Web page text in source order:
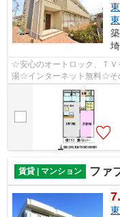
☆安心のオートロック、Ｔ
湯☆インターネット無料☆
賃貸 | マンション ファ